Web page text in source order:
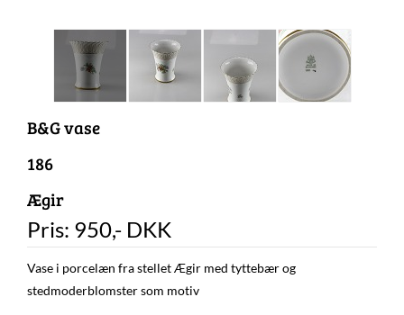
B&G vase
186
Ægir
Pris: 950,- DKK
Vase i porcelæn fra stellet Ægir med tyttebær og
stedmoderblomster som motiv